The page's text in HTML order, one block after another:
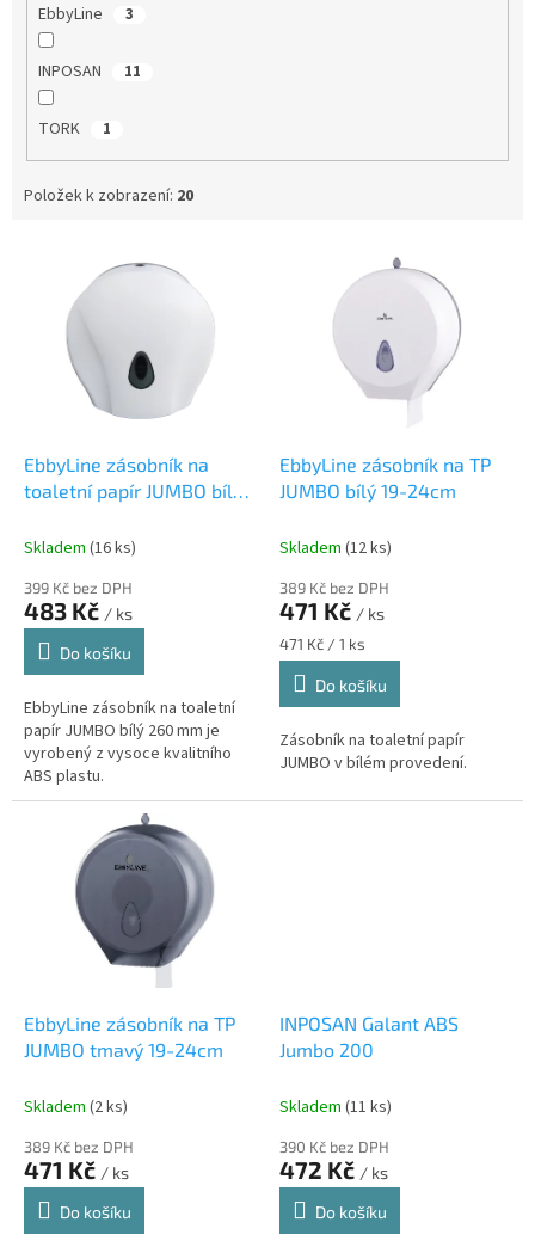
EbbyLine 3
INPOSAN 11
TORK 1
Položek k zobrazení: 20
EbbyLine zásobník na
toaletní papír JUMBO bílý
Skladem (16 ks)
399 Kč bez DPH
483 Kč / ks
Do košíku
EbbyLine zásobník na toaletní
papír JUMBO bílý 260 mm je
vyrobený z vysoce kvalitního
ABS plastu.
EbbyLine zásobník na TP
JUMBO bílý 19-24cm
Skladem (12 ks)
389 Kč bez DPH
471 Kč / ks
Měrná
cena:
471 Kč / 1 ks
Do košíku
Zásobník na toaletní papír
JUMBO v bílém provedení.
EbbyLine zásobník na TP
JUMBO tmavý 19-24cm
Skladem (2 ks)
389 Kč bez DPH
471 Kč / ks
Do košíku
INPOSAN Galant ABS
Jumbo 200
Skladem (11 ks)
390 Kč bez DPH
472 Kč / ks
Do košíku